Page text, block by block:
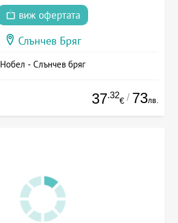
виж офертата
Слънчев Бряг
Нобел - Слънчев бряг
37.32
€ / 73лв.